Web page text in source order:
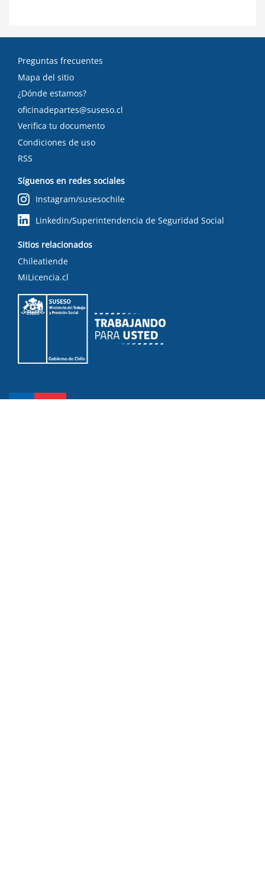
Preguntas frecuentes
Mapa del sitio
¿Dónde estamos?
oficinadepartes@suseso.cl
Verifica tu documento
Condiciones de uso
RSS
Síguenos en redes sociales
Instagram/susesochile
Linkedin/Superintendencia de Seguridad Social
Sitios relacionados
Chileatiende
MiLicencia.cl